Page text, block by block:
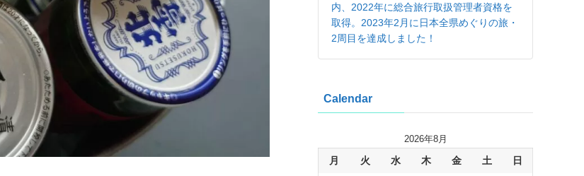
内、2022年に総合旅行取扱管理者資格を
取得。2023年2月に日本全県めぐりの旅・
2周目を達成しました！
Calendar
2026年8月
月 火 水 木 金 土 日